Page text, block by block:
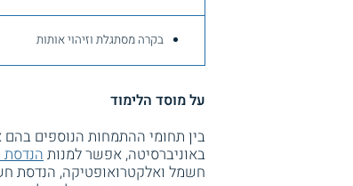
בקרה מסתגלת וזיהוי אותות
על מוסד הלימוד
בין תחומי ההתמחות הנוספים
באוניברסיטה, אפשר למנות